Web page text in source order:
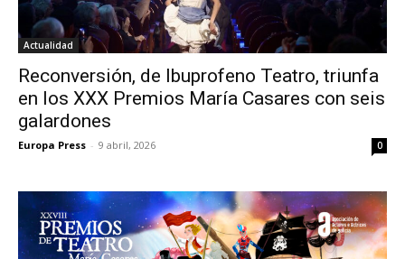
Actualidad
Reconversión, de Ibuprofeno Teatro, triunfa
en los XXX Premios María Casares con seis
galardones
Europa Press - 9 abril, 2026 0